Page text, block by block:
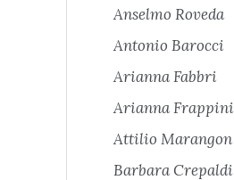
Anselmo Roveda
Antonio Barocci
Arianna Fabbri
Arianna Frappini
Attilio Marangon
Barbara Crepaldi